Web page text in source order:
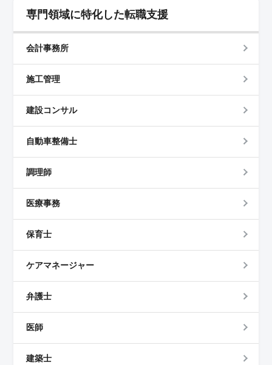
専門領域に特化した転職支援
会計事務所
施工管理
建設コンサル
自動車整備士
調理師
医療事務
保育士
ケアマネージャー
弁護士
医師
建築士